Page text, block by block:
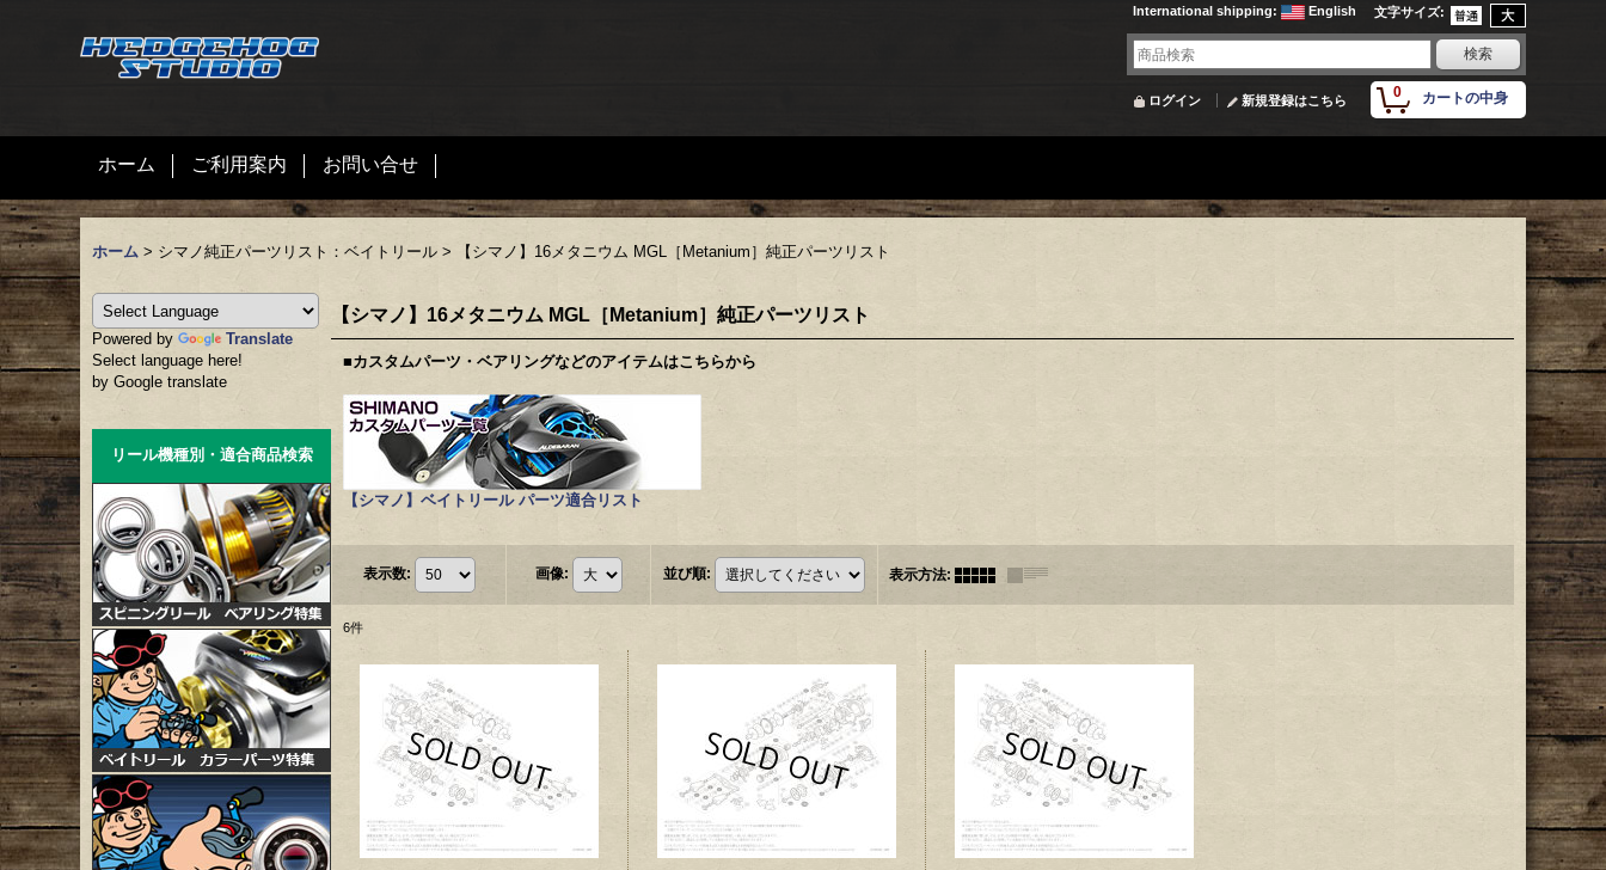
文字サイズ:
International shipping: English
0 カートの中身
ログイン 新規登録はこちら
ホーム ご利用案内 お問い合せ
ホーム > シマノ純正パーツリスト：ベイトリール > 【シマノ】16メタニウム MGL［Metanium］純正パーツリスト
Powered by
Translate
Select language here!
by Google translate
リール機種別・適合商品検索
【シマノ】16メタニウム MGL［Metanium］純正パーツリスト
■カスタムパーツ・ベアリングなどのアイテムはこちらから
【シマノ】ベイトリール パーツ適合リスト
表示数: 画像: 並び順: 表示方法:
6件